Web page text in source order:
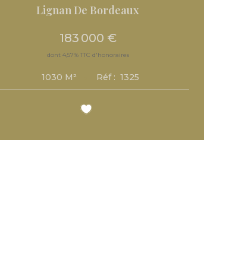
Lignan De Bordeaux
183 000 €
dont 4,57% TTC d'honoraires
1030 M² Réf : 1325